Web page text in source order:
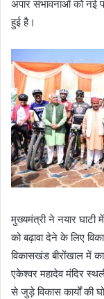
अपार संभावनाओं को नई
हुई है।
मुख्यमंत्री ने नयार घाटी
को बढ़ावा देने के लिए
विकासखंड बीरोंखाल में
एकेश्वर महादेव मंदिर
से जुड़े विकास कार्यों की